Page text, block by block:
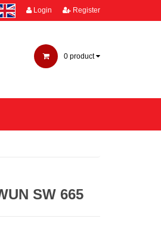
Login Register
0 product
SW 665